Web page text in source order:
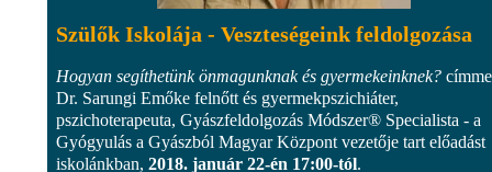
Szülők Iskolája - Veszteségeink feldolgozása
Hogyan segíthetünk önmagunknak és gyermekeinknek?
Dr. Sarungi Emőke felnőtt és gyermekpszichiáter,
pszichoterapeuta, Gyászfeldolgozás Módszer® Specialista - a
Gyógyulás a Gyászból Magyar Központ vezetője tart előadást
iskolánkban, 2018. január 22-én 17:00-tól.